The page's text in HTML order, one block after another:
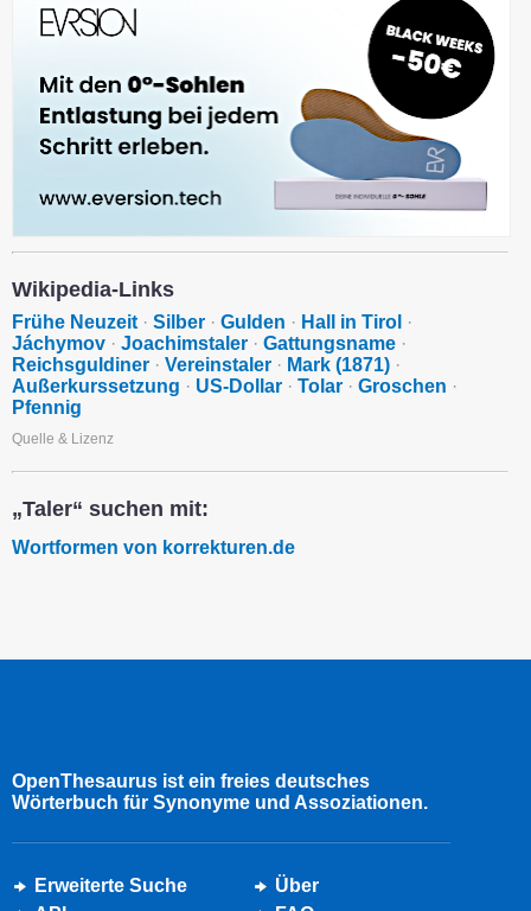
Wikipedia-Links
Frühe Neuzeit · Silber · Gulden · Hall in Tirol ·
Jáchymov · Joachimstaler · Gattungsname ·
Reichsguldiner · Vereinstaler · Mark (1871) ·
Außerkurssetzung · US-Dollar · Tolar · Groschen ·
Pfennig
Quelle & Lizenz
„Taler“ suchen mit:
Wortformen von korrekturen.de
OpenThesaurus ist ein freies deutsches
Wörterbuch für Synonyme und Assoziationen.
Erweiterte Suche
Über